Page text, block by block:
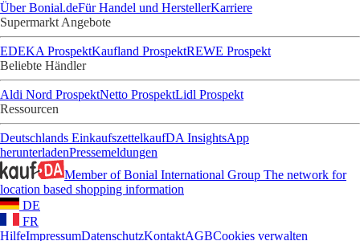
Über Bonial.deFür Handel und HerstellerKarriere
Supermarkt Angebote
EDEKA ProspektKaufland ProspektREWE Prospekt
Beliebte Händler
Aldi Nord ProspektNetto ProspektLidl Prospekt
Ressourcen
Deutschlands EinkaufszettelkaufDA InsightsApp
herunterladenPressemeldungen
Member of Bonial International Group The network for
location based shopping information
DE
FR
HilfeImpressumDatenschutzKontaktAGBCookies verwalten